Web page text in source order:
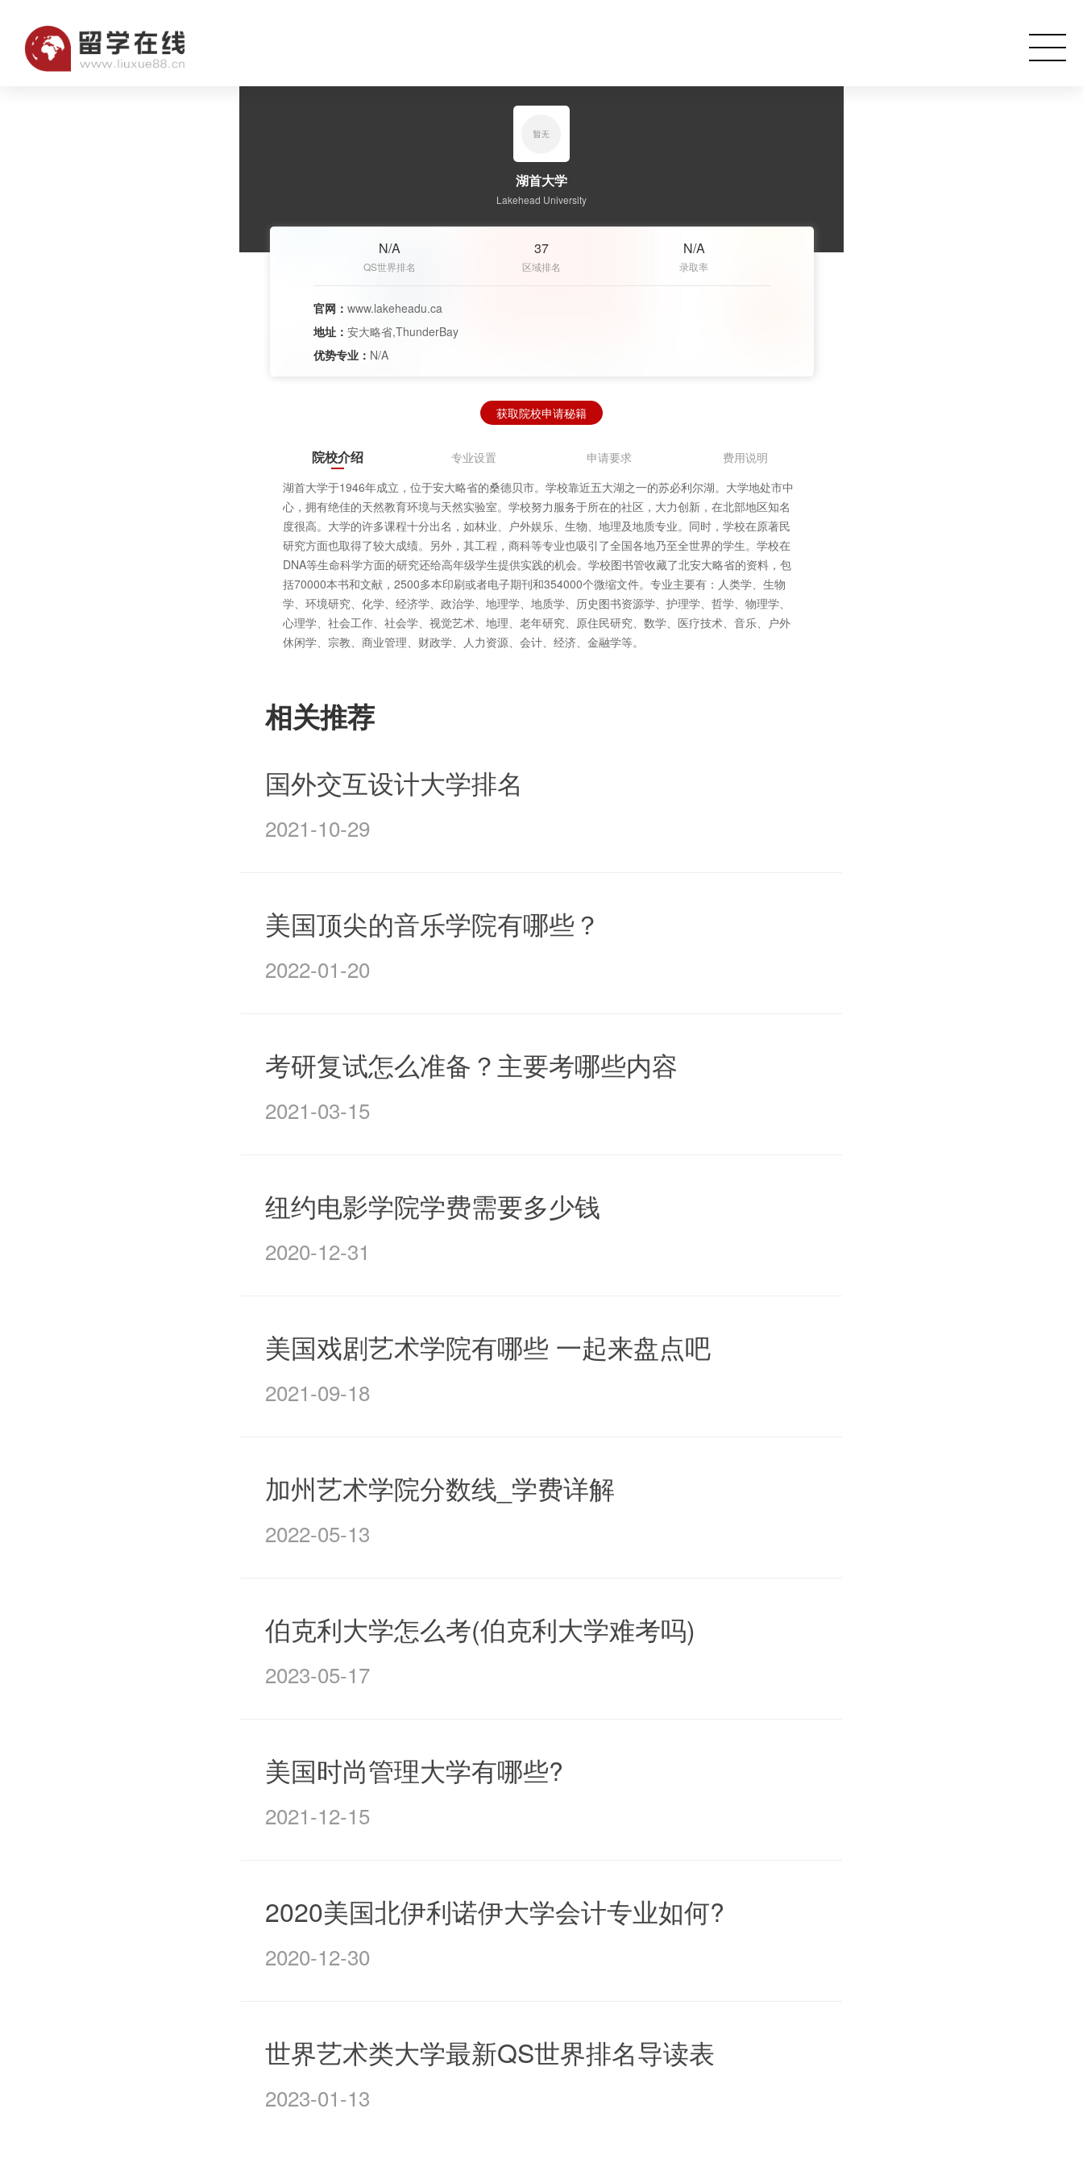
湖首大学
Lakehead University
N/A
QS世界排名
37
区域排名
N/A
录取率
官网： www.lakeheadu.ca
地址： 安大略省,ThunderBay
优势专业： N/A
获取院校申请秘籍
院校介绍 专业设置 申请要求
费用说明
湖首大学于1946年成立，位于安大略省的桑德贝市。学校靠近五大湖之一的苏必利尔湖。大学地处市中
心，拥有绝佳的天然教育环境与天然实验室。学校努力服务于所在的社区，大力创新，在北部地区知名
度很高。大学的许多课程十分出名，如林业、户外娱乐、生物、地理及地质专业。同时，学校在原著民
研究方面也取得了较大成绩。另外，其工程，商科等专业也吸引了全国各地乃至全世界的学生。学校在
DNA等生命科学方面的研究还给高年级学生提供实践的机会。学校图书管收藏了北安大略省的资料，包
括70000本书和文献，2500多本印刷或者电子期刊和354000个微缩文件。专业主要有：人类学、生物
学、环境研究、化学、经济学、政治学、地理学、地质学、历史图书资源学、护理学、哲学、物理学、
心理学、社会工作、社会学、视觉艺术、地理、老年研究、原住民研究、数学、医疗技术、音乐、户外
休闲学、宗教、商业管理、财政学、人力资源、会计、经济、金融学等。
相关推荐
国外交互设计大学排名
2021-10-29
美国顶尖的音乐学院有哪些？
2022-01-20
考研复试怎么准备？主要考哪些内容
2021-03-15
纽约电影学院学费需要多少钱
2020-12-31
美国戏剧艺术学院有哪些 一起来盘点吧
2021-09-18
加州艺术学院分数线_学费详解
2022-05-13
伯克利大学怎么考(伯克利大学难考吗)
2023-05-17
美国时尚管理大学有哪些?
2021-12-15
2020美国北伊利诺伊大学会计专业如何?
2020-12-30
世界艺术类大学最新QS世界排名导读表
2023-01-13